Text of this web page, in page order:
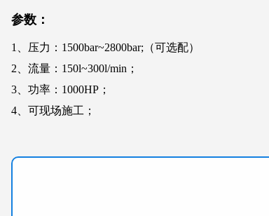
参数：
1、压力：1500bar~2800bar;（可选配）
2、流量：150l~300l/min；
3、功率：1000HP；
4、可现场施工；